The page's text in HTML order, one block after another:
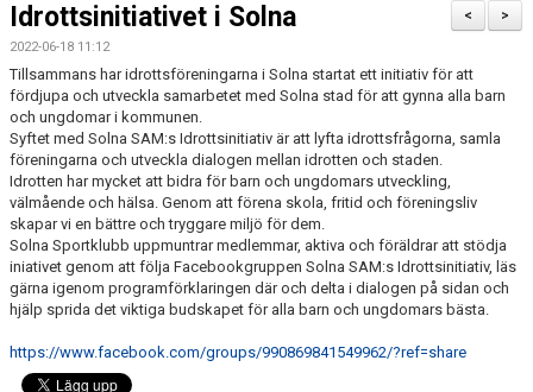
NYHETER
VÅRA LAG KONTAKT
MATCHER
FÖRSÄKRING/AVGIFTER
DOKUMENT
GYM
>
<
Idrottsinitiativet i Solna
2022-06-18 11:12
Tillsammans har idrottsföreningarna i Solna startat ett initiativ för att
fördjupa och utveckla samarbetet med Solna stad för att gynna alla barn
och ungdomar i kommunen.
Syftet med Solna SAM:s Idrottsinitiativ är att lyfta idrottsfrågorna, samla
föreningarna och utveckla dialogen mellan idrotten och staden.
Idrotten har mycket att bidra för barn och ungdomars utveckling,
välmående och hälsa. Genom att förena skola, fritid och föreningsliv
skapar vi en bättre och tryggare miljö för dem.
Solna Sportklubb uppmuntrar medlemmar, aktiva och föräldrar att stödja
iniativet genom att följa Facebookgruppen Solna SAM:s Idrottsinitiativ, läs
gärna igenom programförklaringen där och delta i dialogen på sidan och
hjälp sprida det viktiga budskapet för alla barn och ungdomars bästa.
https://www.facebook.com/groups/990869841549962/?ref=share